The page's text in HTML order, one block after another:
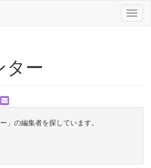
ター
」の編集者を探しています。